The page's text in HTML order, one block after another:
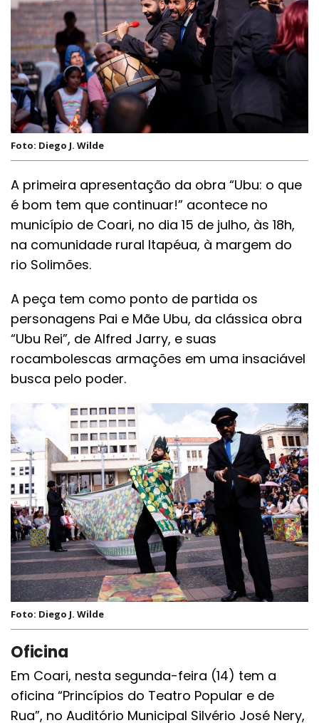
Foto: Diego J. Wilde
A primeira apresentação da obra “Ubu: o que
é bom tem que continuar!” acontece no
município de Coari, no dia 15 de julho, às 18h,
na comunidade rural Itapéua, à margem do
rio Solimões.
A peça tem como ponto de partida os
personagens Pai e Mãe Ubu, da clássica obra
“Ubu Rei”, de Alfred Jarry, e suas
rocambolescas armações em uma insaciável
busca pelo poder.
Foto: Diego J. Wilde
Oficina
Em Coari, nesta segunda-feira (14) tem a
oficina “Princípios do Teatro Popular e de
Rua”, no Auditório Municipal Silvério José Nery,